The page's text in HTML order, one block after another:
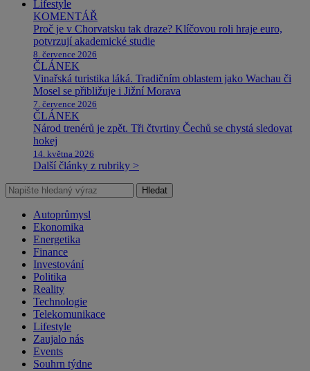
Lifestyle
KOMENTÁŘ
Proč je v Chorvatsku tak draze? Klíčovou roli hraje euro,
potvrzují akademické studie
8. července 2026
ČLÁNEK
Vinařská turistika láká. Tradičním oblastem jako Wachau či
Mosel se přibližuje i Jižní Morava
7. července 2026
ČLÁNEK
Národ trenérů je zpět. Tři čtvrtiny Čechů se chystá sledovat
hokej
14. května 2026
Další články z rubriky >
Hledat
Autoprůmysl
Ekonomika
Energetika
Finance
Investování
Politika
Reality
Technologie
Telekomunikace
Lifestyle
Zaujalo nás
Events
Souhrn týdne